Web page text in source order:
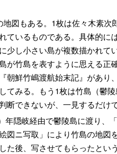
図もある。1枚は佐々木素
ているものである。具体的
少し小さい島が複数描かれ
が竹島を表すように思える
朝鮮竹嶋渡航始末記』があ
てみる。もう1枚は竹島（鬱
断できないが、一見するだ
隠岐経由で鬱陵島に渡り、
図ニ写取」により竹島の地
た後、写させてもらったと